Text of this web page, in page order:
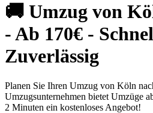
🚚 Umzug von
- Ab 170€ -
Zuverlässig
Planen Sie Ihren Umzug von Köln
Umzugsunternehmen bietet Umzüge
2 Minuten ein kostenloses Angebot!